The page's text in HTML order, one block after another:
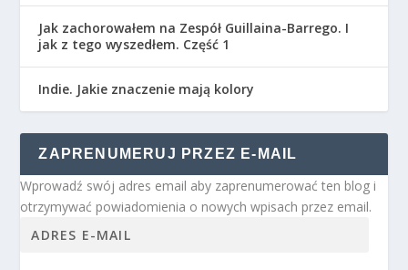
Jak zachorowałem na Zespół Guillaina-Barrego. I
jak z tego wyszedłem. Część 1
Indie. Jakie znaczenie mają kolory
ZAPRENUMERUJ PRZEZ E-MAIL
Wprowadź swój adres email aby zaprenumerować ten blog i
otrzymywać powiadomienia o nowych wpisach przez email.